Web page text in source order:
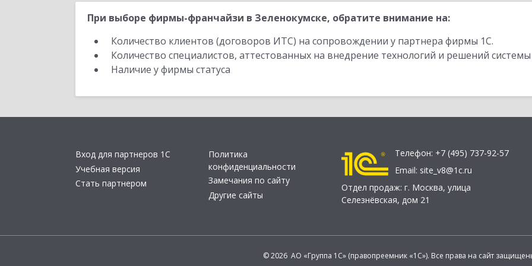
При выборе фирмы-франчайзи в Зеленокумске, обратите внимание на:
Количество клиентов (договоров ИТС) на сопровождении у партнера фирмы 1С.
Количество специалистов, аттестованных на внедрение технологий и решений
Наличие у фирмы статуса
Вход для партнеров 1С
Учебная версия
Стать партнером
Политика
конфиденциальности
Замечания по сайту
Другие сайты
Телефон: +7 (495) 737-92-57
Email: site_v8@1c.ru
Отдел продаж: г. Москва, улица
Селезнёвская, дом 21
© 2026 АО «Группа 1С» (правопреемник «1С»). Все права на сайт